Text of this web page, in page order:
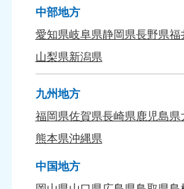
大分県
050-1880-9893
9:00〜19:00 年中無休
050-1880-9892
9:00〜19:00 年中無休
中部地方
愛知県岐阜県静岡県長野県福
山梨県新潟県
九州地方
福岡県佐賀県長崎県鹿児島県
熊本県沖縄県
中国地方